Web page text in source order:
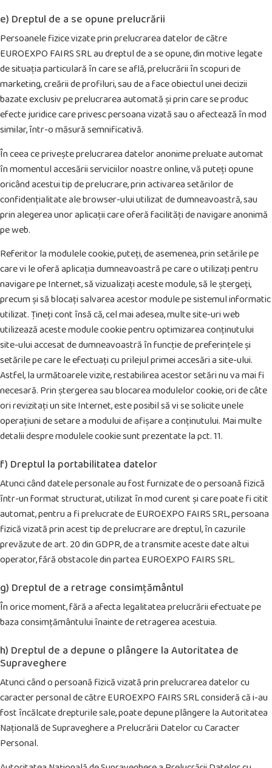
e) Dreptul de a se opune prelucrării
Persoanele fizice vizate prin prelucrarea datelor de către
EUROEXPO FAIRS SRL au dreptul de a se opune, din motive legate
de situația particulară în care se află, prelucrării în scopuri de
marketing, creării de profiluri, sau de a face obiectul unei decizii
bazate exclusiv pe prelucrarea automată și prin care se produc
efecte juridice care privesc persoana vizată sau o afectează în mod
similar, într-o măsură semnificativă.
În ceea ce privește prelucrarea datelor anonime preluate automat
în momentul accesării serviciilor noastre online, vă puteți opune
oricând acestui tip de prelucrare, prin activarea setărilor de
confidențialitate ale browser-ului utilizat de dumneavoastră, sau
prin alegerea unor aplicații care oferă facilități de navigare anonimă
pe web.
Referitor la modulele cookie, puteți, de asemenea, prin setările pe
care vi le oferă aplicația dumneavoastră pe care o utilizați pentru
navigare pe Internet, să vizualizați aceste module, să le ștergeți,
precum și să blocați salvarea acestor module pe sistemul informatic
utilizat. Țineți cont însă că, cel mai adesea, multe site-uri web
utilizează aceste module cookie pentru optimizarea conținutului
site-ului accesat de dumneavoastră în funcție de preferințele și
setările pe care le efectuați cu prilejul primei accesări a site-ului.
Astfel, la următoarele vizite, restabilirea acestor setări nu va mai fi
necesară. Prin ștergerea sau blocarea modulelor cookie, ori de câte
ori revizitați un site Internet, este posibil să vi se solicite unele
operațiuni de setare a modului de afișare a conținutului. Mai multe
detalii despre modulele cookie sunt prezentate la pct. 11.
f) Dreptul la portabilitatea datelor
Atunci când datele personale au fost furnizate de o persoană fizică
într-un format structurat, utilizat în mod curent și care poate fi citit
automat, pentru a fi prelucrate de EUROEXPO FAIRS SRL, persoana
fizică vizată prin acest tip de prelucrare are dreptul, în cazurile
prevăzute de art. 20 din GDPR, de a transmite aceste date altui
operator, fără obstacole din partea EUROEXPO FAIRS SRL.
g) Dreptul de a retrage consimțământul
În orice moment, fără a afecta legalitatea prelucrării efectuate pe
baza consimțământului înainte de retragerea acestuia.
h) Dreptul de a depune o plângere la Autoritatea de
Supraveghere
Atunci când o persoană fizică vizată prin prelucrarea datelor cu
caracter personal de către EUROEXPO FAIRS SRL consideră că i-au
fost încălcate drepturile sale, poate depune plângere la Autoritatea
Națională de Supraveghere a Prelucrării Datelor cu Caracter
Personal.